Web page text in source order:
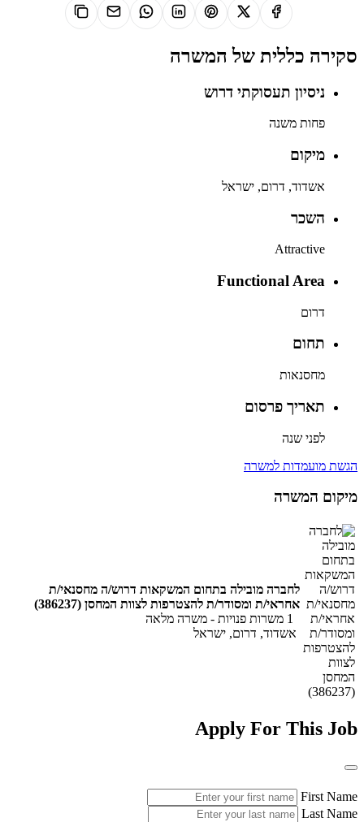
סקירה כללית של המשרה
ניסיון תעסוקתי דרוש
פחות משנה
מיקום
אשדוד, דרום, ישראל
השכר
Attractive
Functional Area
דרום
תחום
מחסנאות
תאריך פרסום
לפני שנה
הגשת מועמדות למשרה
מיקום המשרה
לחברה מובילה בתחום המשקאות דרוש/ה מחסנאי/ת
אחראי/ת ומסודר/ת להצטרפות לצוות המחסן (386237)
1 משרות פנויות
- משרה מלאה
אשדוד, דרום, ישראל
Apply For This Job
First Name
Last Name